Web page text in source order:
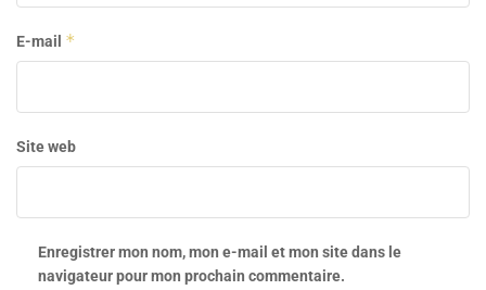
E-mail *
Site web
Enregistrer mon nom, mon e-mail et mon site dans le
navigateur pour mon prochain commentaire.